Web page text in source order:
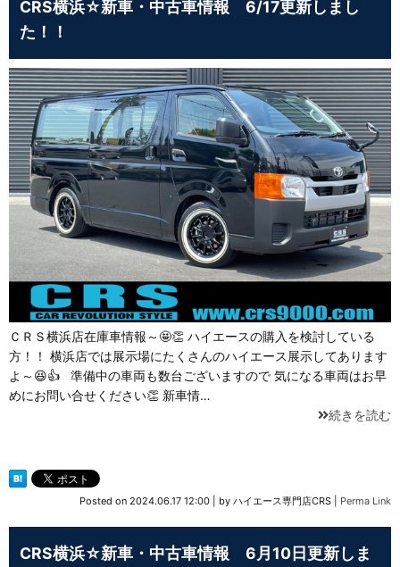
CRS横浜☆新車・中古車情報 6/17更新しまし
た！！
ＣＲＳ横浜店在庫車情報～🤩👏 ハイエースの購入を検討している
方！！ 横浜店では展示場にたくさんのハイエース展示してあります
よ～😆👍 準備中の車両も数台ございますので 気になる車両はお早
めにお問い合せください👏 新車情…
続きを読む
Posted on 2024.06.17 12:00 by ハイエース専門店CRS Perma Link
CRS横浜☆新車・中古車情報 6月10日更新しま